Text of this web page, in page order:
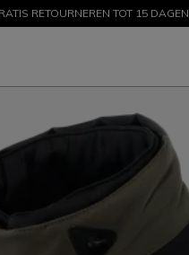
PROMOTIES TOT 50% – SHOP NU
RETOURNEREN TOT 15 DAGEN